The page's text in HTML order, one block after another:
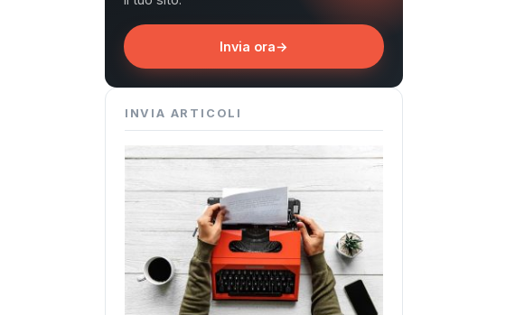
Invia ora→
INVIA ARTICOLI